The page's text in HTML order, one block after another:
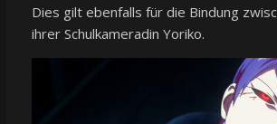
Dies gilt ebenfalls für die Bindung
ihrer Schulkameradin Yoriko.